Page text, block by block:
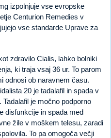
izpolnjuje vse evropske
Centurion Remedies v
vse standarde Uprave za
zdravilo Cialis, lahko bolniki
ki traja vsaj 36 ur. To parom
odnosi ob naravnem času.
20 je tadalafil in spada v
je močno podporno
disfunkcije in spada med
žile v moškem telesu, zaradi
To pa omogoča večji